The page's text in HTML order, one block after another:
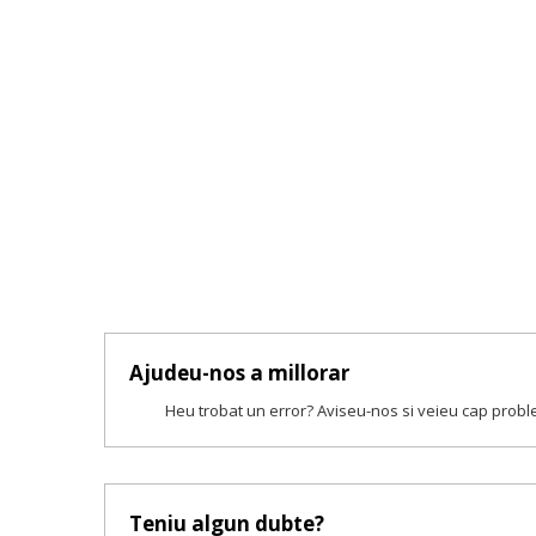
Ajudeu-nos a millorar
Heu trobat un error? Aviseu-nos si veieu cap
Teniu algun dubte?